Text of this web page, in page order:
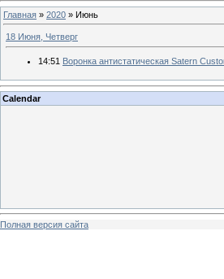
Главная » 2020 » Июнь
18 Июня, Четверг
14:51 Воронка антистатическая Satern
Calendar
Полная версия сайта